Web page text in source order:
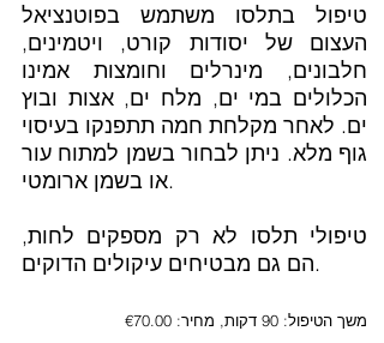
טיפול בתלסו משתמש בפוטנציאל
העצום של יסודות קורט, ויטמינים,
חלבונים, מינרלים וחומצות אמינו
הכלולים במי ים, מלח ים, אצות ובוץ
ים. לאחר מקלחת חמה תתפנקו בעיסוי
גוף מלא. ניתן לבחור בשמן למתוח עור
או בשמן ארומטי.
טיפולי תלסו לא רק מספקים לחות,
הם גם מבטיחים עיקולים הדוקים.
משך הטיפול: 90 דקות, מחיר: €70.00